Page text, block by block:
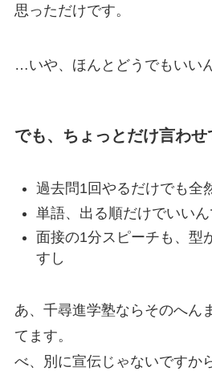
思っただけです。
…いや、ほんとどうでもいい
でも、ちょっとだけ言わせ
過去問1回やるだけでも全
単語、出る順だけでいいん
面接の1分スピーチも、型
すし
あ、千尋進学塾ならそのへん
てます。
べ、別に宣伝じゃないですか